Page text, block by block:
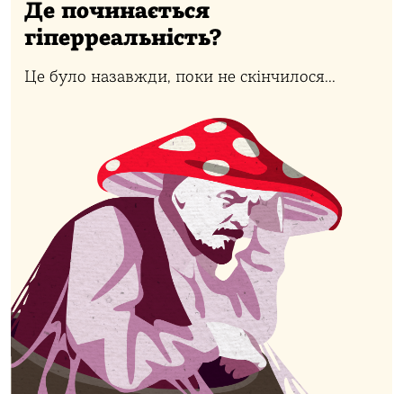
Де починається
гіперреальність?
Це було назавжди, поки не скінчилося...